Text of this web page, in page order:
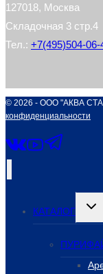
127018, Москва
Складочная 3 стр.4
Тел.: +7(495)504-06-
© 2026 - ООО "АКВА
конфиденциальности
КАТАЛОГ